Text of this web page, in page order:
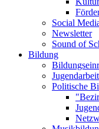
Social
Newsletter
Sound of
Bildung
Jugendarbeit
Politische